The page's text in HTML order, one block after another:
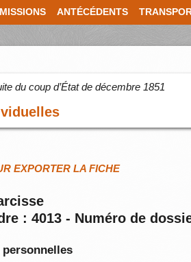
ANTÉCÉDENTS
du coup d’État de décembre 1851
EXPORTER LA FICHE
: 4013 - Numéro de
personnelles